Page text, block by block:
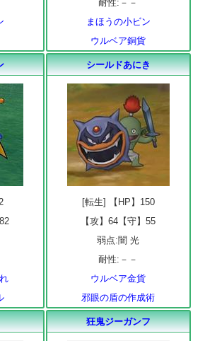
耐性:－－
まほうの小ビン
ウルベア銅貨
シールドあにき
[転生] 【HP】150
【攻】64【守】55
弱点:闇 光
耐性:－－
ウルベア金貨
邪眼の盾の作成術
狂鬼ジーガンフ